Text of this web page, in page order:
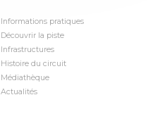
Informations pratiques
Découvrir la piste
Infrastructures
Histoire du circuit
Médiathèque
Actualités